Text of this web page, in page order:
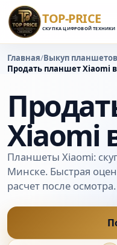
TOP-PRICE
СКУПКА ЦИФРОВОЙ ТЕХНИКИ
Главная/Выкуп
Продать планшет Xiaomi
Xiaomi
Планшеты Xiaomi:
Минске. Быстрая
расчет после осмотра.